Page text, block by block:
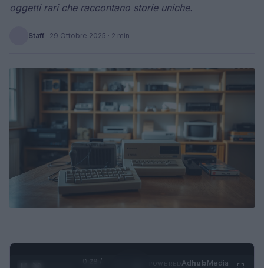
oggetti rari che raccontano storie uniche.
Staff · 29 Ottobre 2025 · 2 min
0:29 /
AdhubMedia